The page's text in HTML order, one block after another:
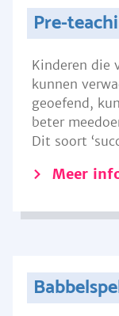
Pre-
Kinderen die
kunnen
geoefend,
beter
Dit soort
Meer